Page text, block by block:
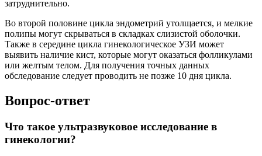
затруднительно.
Во второй половине цикла эндометрий утолщается, и мелкие
полипы могут скрываться в складках слизистой оболочки.
Также в середине цикла гинекологическое УЗИ может
выявить наличие кист, которые могут оказаться фолликулами
или желтым телом. Для получения точных данных
обследование следует проводить не позже 10 дня цикла.
Вопрос-ответ
Что такое ультразвуковое исследование в
гинекологии?